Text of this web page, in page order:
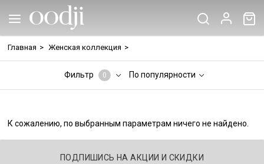
Главная > Женская коллекция >
Фильтр 0 По популярности
К сожалению, по выбранным параметрам ничего не найдено.
ПОДПИШИСЬ НА АКЦИИ И СКИДКИ